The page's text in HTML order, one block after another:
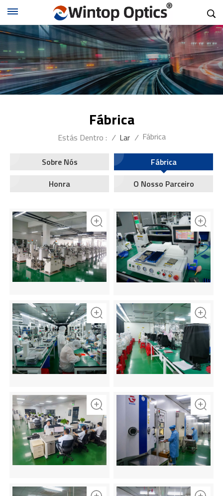
Fábrica
Estás Dentro : / Lar / Fábrica
Sobre Nós
Fábrica
Honra
O Nosso Parceiro